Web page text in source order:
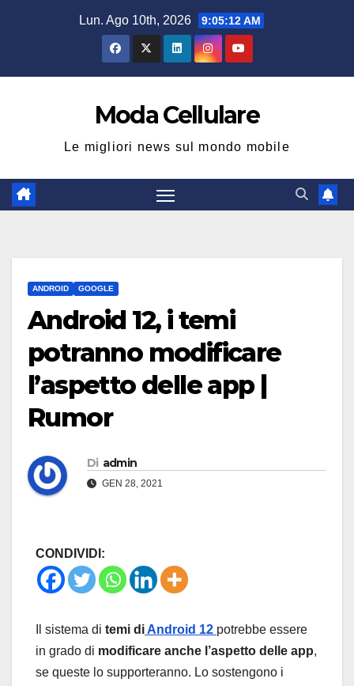
Lun. Ago 10th, 2026 9:05:12 AM
Moda Cellulare
Le migliori news sul mondo mobile
ANDROID GOOGLE
Android 12, i temi
potranno modificare
l’aspetto delle app |
Rumor
Di admin
GEN 28, 2021
CONDIVIDI:
Il sistema di temi diAndroid 12 potrebbe essere
in grado di modificare anche l’aspetto delle app,
se queste lo supporteranno. Lo sostengono i